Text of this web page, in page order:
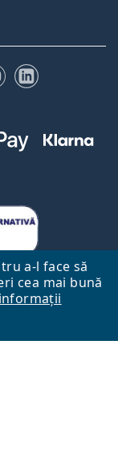
a-l face să
cea mai bună
YouTubeLinkedIn
sus